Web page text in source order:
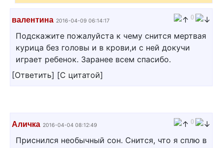
валентина 2016-04-09 06:14:17 0
Подскажите пожалуйста к чему снится мертвая
курица без головы и в крови,и с ней докучи
играет ребенок. Заранее всем спасибо.
[Ответить] [С цитатой]
Аличка 2016-04-04 08:12:49 0
Приснился необычный сон. Снится, что я сплю в